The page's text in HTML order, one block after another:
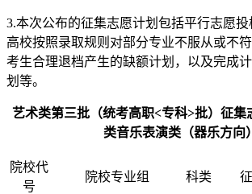
3.本次公布的征集志愿计划包括平行志愿投
高校按照录取规则对部分专业不服从或不
考生合理退档产生的缺额计划，以及完成
划等。
艺术类第三批（统考高职<专科>批）征集
类音乐表演类（器乐方向）
院校代
号
院校专业组 科类